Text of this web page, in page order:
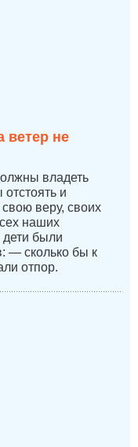
ветер не
владеть
и
веру, своих
наших
были
— сколько бы к
отпор.